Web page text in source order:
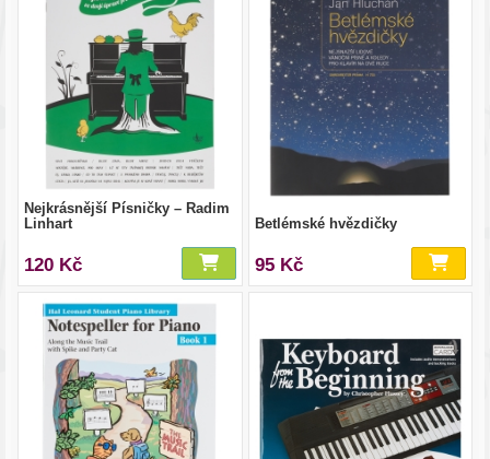
Nejkrásnější Písničky – Radim
Linhart
120 Kč
Betlémské hvězdičky
95 Kč